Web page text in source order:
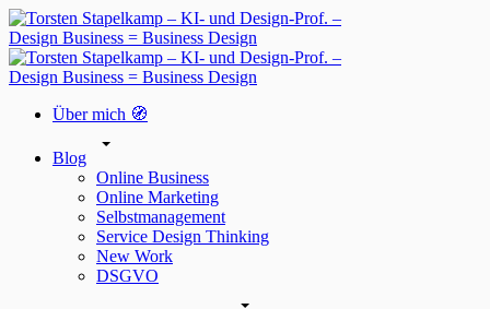
Über mich 🧭
Blog
Online Business
Online Marketing
Selbstmanagement
Service Design Thinking
New Work
DSGVO